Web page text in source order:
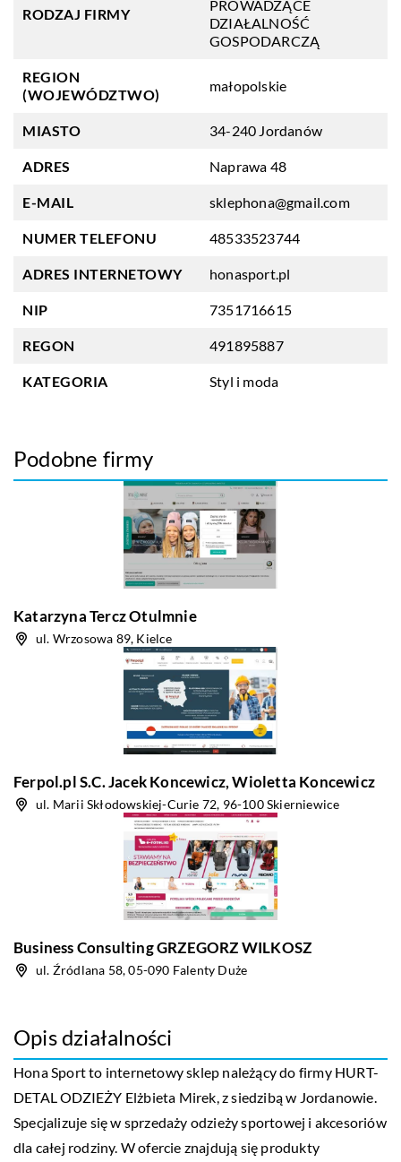
RODZAJ FIRMY
PROWADZĄCE
DZIAŁALNOŚĆ
GOSPODARCZĄ
REGION
(WOJEWÓDZTWO)
małopolskie
MIASTO 34-240 Jordanów
ADRES Naprawa 48
E-MAIL sklephona@gmail.com
NUMER TELEFONU 48533523744
ADRES INTERNETOWY honasport.pl
NIP 7351716615
REGON 491895887
KATEGORIA Styl i moda
Podobne firmy
Katarzyna Tercz Otulmnie
ul. Wrzosowa 89, Kielce
Ferpol.pl S.C. Jacek Koncewicz, Wioletta Koncewicz
ul. Marii Skłodowskiej-Curie 72, 96-100 Skierniewice
Business Consulting GRZEGORZ WILKOSZ
ul. Źródlana 58, 05-090 Falenty Duże
Opis działalności
Hona Sport to internetowy sklep należący do firmy HURT-
DETAL ODZIEŻY Elżbieta Mirek, z siedzibą w Jordanowie.
Specjalizuje się w sprzedaży odzieży sportowej i akcesoriów
dla całej rodziny. W ofercie znajdują się produkty